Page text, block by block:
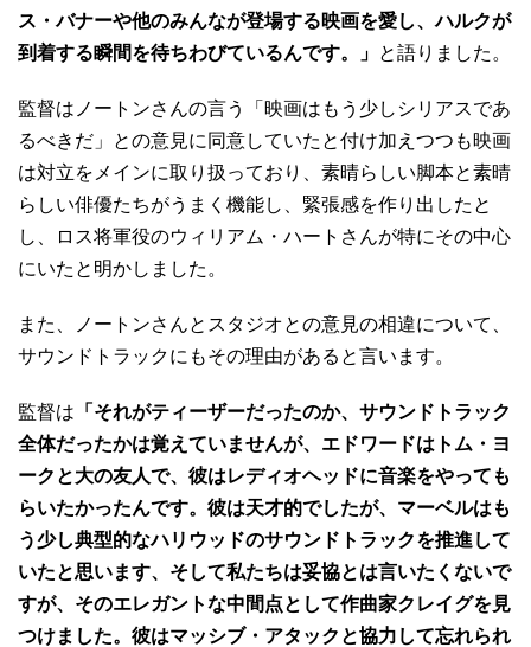
ス・バナーや他のみんなが登場する映画を愛し、ハルクが
到着する瞬間を待ちわびているんです。」
と語りました。
監督はノートンさんの言う「映画はもう少しシリアスであ
るべきだ」との意見に同意していたと付け加えつつも映画
は対立をメインに取り扱っており、素晴らしい脚本と素晴
らしい俳優たちがうまく機能し、緊張感を作り出したと
し、ロス将軍役のウィリアム・ハートさんが特にその中心
にいたと明かしました。
また、ノートンさんとスタジオとの意見の相違について、
サウンドトラックにもその理由があると言います。
監督は 「それがティーザーだったのか、サウンドトラック
全体だったかは覚えていませんが、エドワードはトム・ヨ
ークと大の友人で、彼はレディオヘッドに音楽をやっても
らいたかったんです。彼は天才的でしたが、マーベルはも
う少し典型的なハリウッドのサウンドトラックを推進して
いたと思います、そして私たちは妥協とは言いたくないで
すが、そのエレガントな中間点として作曲家クレイグを見
つけました。彼はマッシブ・アタックと協力して忘れられ